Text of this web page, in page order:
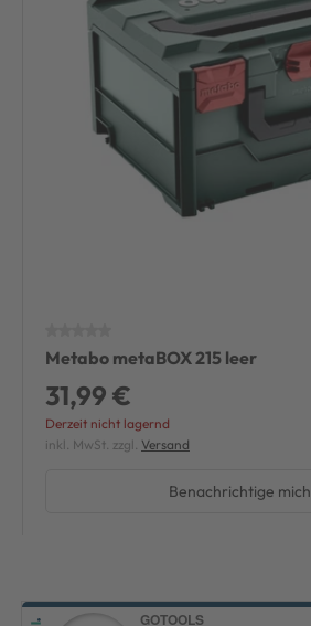
Metabo metaBOX 215 leer
31,99 €
Derzeit nicht lagernd
inkl. MwSt. zzgl. Versand
Benachrichtige mich